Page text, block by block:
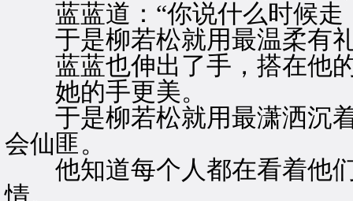
蓝蓝道：“你说什么时候走
于是柳若松就用最温柔有礼
蓝蓝也伸出了手，搭在他
她的手更美。
于是柳若松就用最潇洒沉着
会仙匪。
他知道每个人都在看着他们